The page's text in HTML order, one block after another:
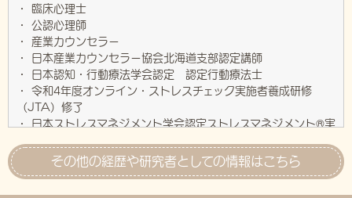
・ 臨床心理士
・ 公認心理師
・ 産業カウンセラー
・ 日本産業カウンセラー協会北海道支部認定講師
・ 日本認知・行動療法学会認定 認定行動療法士
・ 令和4年度オンライン・ストレスチェック実施者養成研修
（JTA）修了
・ 日本ストレスマネジメント学会認定ストレスマネジメント®実
その他の経歴や研究者としての情報はこちら